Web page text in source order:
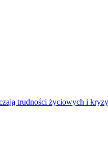
trudności życiowych i